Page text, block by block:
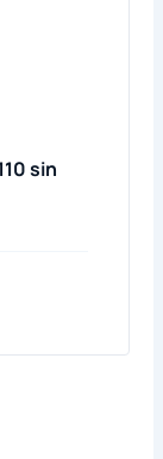
sin